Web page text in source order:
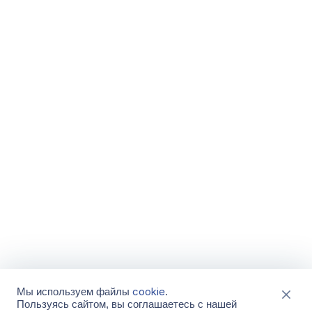
Мы используем файлы cookie.
Пользуясь сайтом, вы соглашаетесь с нашей